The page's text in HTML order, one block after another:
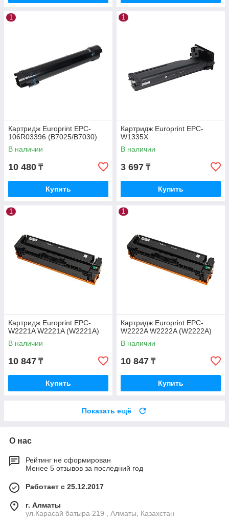
1
Картридж Europrint EPC-
106R03396 (B7025/B7030)
В наличии
10 480 ₸
Купить
1
Картридж Europrint EPC-
W1335X
В наличии
3 697 ₸
Купить
1
Картридж Europrint EPC-
W2221A W2221A (W2221A)
В наличии
10 847 ₸
Купить
1
Картридж Europrint EPC-
W2222A W2222A (W2222A)
В наличии
10 847 ₸
Купить
Показать ещё
О нас
Рейтинг не сформирован
Менее 5 отзывов за последний год
Работает с 25.12.2017
г. Алматы
ул.Карасай батыра 219 , Алматы, Казахстан